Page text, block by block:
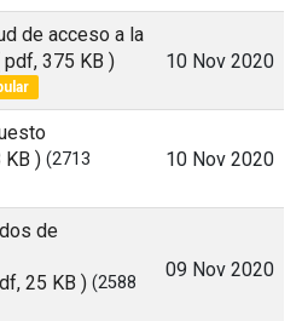
de acceso a la
pdf, 375 KB ) 10 Nov 2020
KB ) (2713
10 Nov 2020
de
25 KB ) (2588
09 Nov 2020